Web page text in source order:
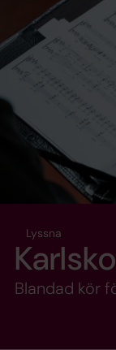
Lyssna
Blandad kör